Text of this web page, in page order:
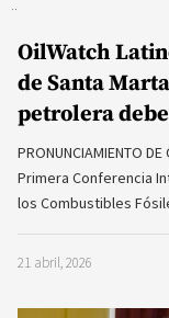
OilWatch
de Santa
petrolera
PRONUNCIAMIENTO
Primera Conferencia
los Combustibles
21 abril, 2026